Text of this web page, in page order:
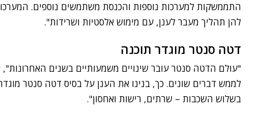
התממשקות למערכות נוספות והכנסת משתמשים נוספים.
להן תהליך מעבר לענן, עם מימוש אלסטיות ושרידות".
דטה סנטר מוגדר תוכנה
"עולם הדטה סנטר עובר שינויים משמעותיים בשנים
בשלוש השכבות – שרתים, רישות ואחסון".